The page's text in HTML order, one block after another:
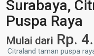
Surabaya,
Puspa Raya
Mulai dari Rp.
Citraland taman puspa